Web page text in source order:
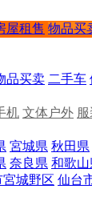
屋租售 物品买
品买卖 二手车
机 文体户外
宮城県 秋田県
奈良県 和歌山
城野区 仙台